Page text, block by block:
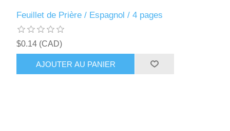
Feuillet de Prière / Espagnol / 4 pages
$0.14 (CAD)
AJOUTER AU PANIER